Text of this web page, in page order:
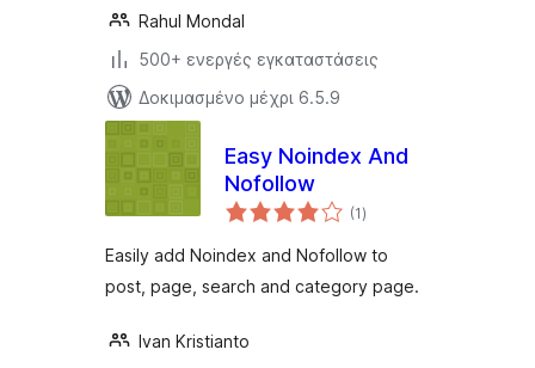
Rahul Mondal
500+ ενεργές εγκαταστάσεις
Δοκιμασμένο μέχρι 6.5.9
Easy Noindex And
Nofollow
(1αξιολογήσεις
σύνολο
)
Easily add Noindex and Nofollow to
post, page, search and category page.
Ivan Kristianto